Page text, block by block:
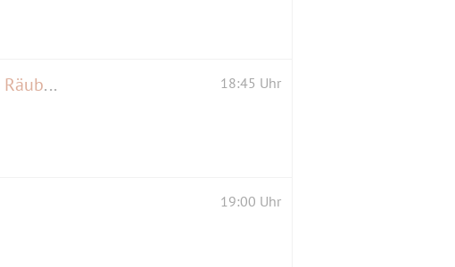
Märchen im Glaspalast "Die Prinzessin auf der Erbse" & "Ali Baba und die 40 Räuber" 18:45 Uhr
19:00 Uhr